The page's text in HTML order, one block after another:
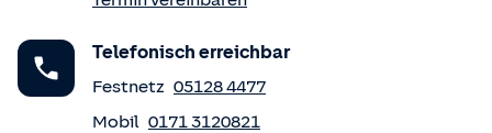
Telefonisch erreichbar
Festnetz 05128 4477
Mobil 0171 3120821